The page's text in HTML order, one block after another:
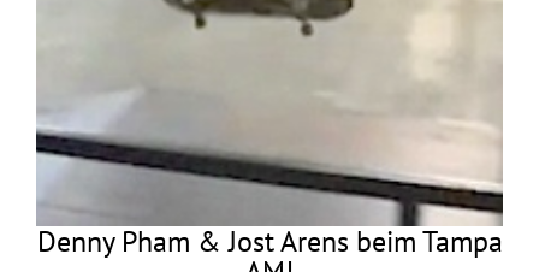
Denny Pham & Jost Arens beim Tampa